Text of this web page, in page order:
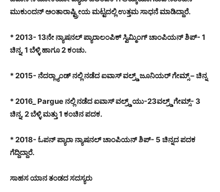
ಮುಕುಂದನ್ ಅಂತಾರಾಷ್ಟ್ರೀಯ ಮಟ್ಟದಲ್ಲಿ ಉತ್ತಮ ಸಾಧನೆ ಮಾಡಿದ್ದಾರೆ.
* 2013- 13ನೇ ನ್ಯಾಷನಲ್ ಪ್ಯಾರಾಲಂಪಿಕ್ ಸ್ವಿಮ್ಮಿಂಗ್ ಚಾಂಪಿಯನ್ ಶಿಪ್- 1
ಚಿನ್ನ, 1 ಬೆಳ್ಳಿ ಹಾಗೂ 2 ಕಂಚು.
* 2015- ನೆದರ್‍ಲ್ಯಾಂಡ್ ನಲ್ಲಿ ನಡೆದ ಐವಾಸ್ ವಲ್ರ್ಡ್ ಜೂನಿಯರ್ ಗೇಮ್ಸ್ – ಚಿನ್ನ
* 2016_ Pargue ನಲ್ಲಿ ನಡೆದ ಐವಾಸ್ ವಲ್ರ್ಡ್ ಯು-23ವಲ್ರ್ಡ್ ಗೇಮ್ಸ್- 3
ಚಿನ್ನ, 2 ಬೆಳ್ಳಿ ಮತ್ತು 1 ಕಂಚಿನ ಪದಕ.
* 2018- ಓಪನ್ ಪ್ಯಾರಾ ನ್ಯಾಷನಲ್ ಚಾಂಪಿಯನ್ ಶಿಪ್- 5 ಚಿನ್ನದ ಪದಕ
ಗೆದ್ದಿದ್ದಾರೆ.
ಸಾಹಸ ಯಾನ ತಂಡದ ಸದಸ್ಯರು